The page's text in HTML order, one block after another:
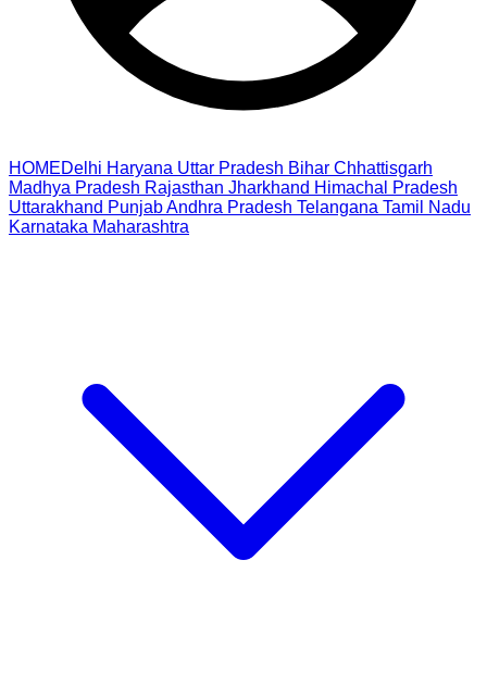
HOMEDelhi Haryana Uttar Pradesh Bihar Chhattisgarh
Madhya Pradesh Rajasthan Jharkhand Himachal Pradesh
Uttarakhand PunjabAndhra Pradesh Telangana Tamil Nadu
Karnataka Maharashtra